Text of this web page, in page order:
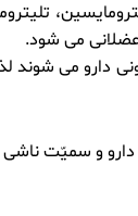
عضلانی می شود.
دارو می
و سمیّت ناشی